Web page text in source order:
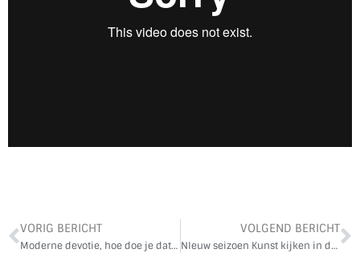
VORIG BERICHT
Moderne devotie, hoe doe je dat nou concreet?
VOLGEND BERICHT
NIeuw seizoen Kunst kijken in de kerk start dinsdag 25 oktober